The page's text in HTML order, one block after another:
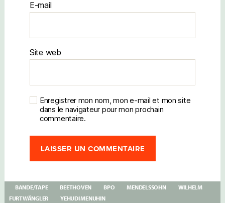
E-mail
Site web
Enregistrer mon nom, mon e-mail et mon site
dans le navigateur pour mon prochain
commentaire.
BANDE/TAPE BEETHOVEN BPO MENDELSSOHN
WILHELM
FURTWÄNGLER
YEHUDI MENUHIN